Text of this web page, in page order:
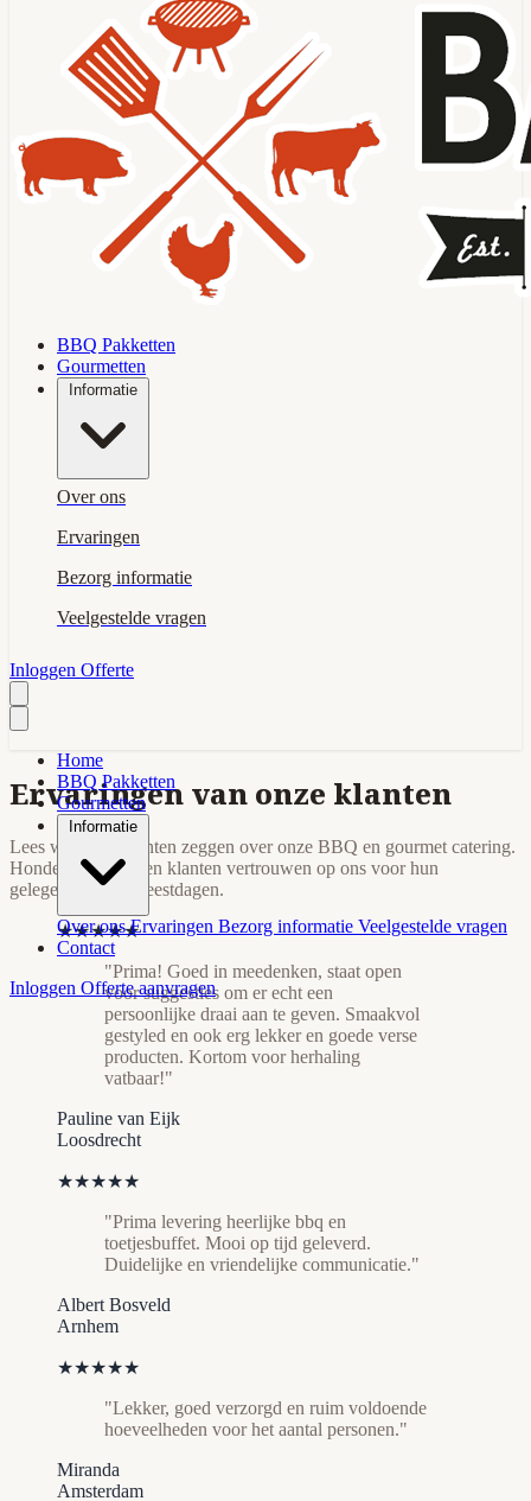
BBQ Pakketten
Gourmetten
Informatie
Over ons
Ervaringen
Bezorg informatie
Veelgestelde vragen
Inloggen Offerte
Home
BBQ Pakketten
Gourmetten
Informatie
Over onsErvaringen Bezorg informatie Veelgestelde vragen
Contact
Inloggen Offerte aanvragen
Ervaringen van onze klanten
Lees wat onze klanten zeggen over onze BBQ en gourmet catering.
Honderden tevreden klanten vertrouwen op ons voor hun
gelegenheden en feestdagen.
★★★★★
"Prima! Goed in meedenken, staat open
voor suggesties om er echt een
persoonlijke draai aan te geven. Smaakvol
gestyled en ook erg lekker en goede verse
producten. Kortom voor herhaling
vatbaar!"
Pauline van Eijk
Loosdrecht
★★★★★
"Prima levering heerlijke bbq en
toetjesbuffet. Mooi op tijd geleverd.
Duidelijke en vriendelijke communicatie."
Albert Bosveld
Arnhem
★★★★★
"Lekker, goed verzorgd en ruim voldoende
hoeveelheden voor het aantal personen."
Miranda
Amsterdam